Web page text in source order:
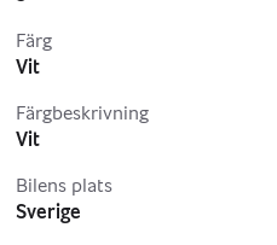
för många nya mil.
Färg
Vit
Färgbeskrivning
Vit
Bilens plats
Sverige